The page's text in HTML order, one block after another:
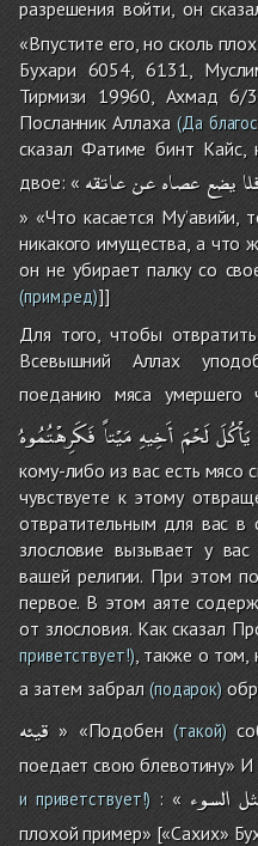
разрешения войти, он
«Впустите его, но сколь
Бухари 6054, 6131,
Тирмизи 19960, Ахмад
Посланник Аллаха(Да
сказал Фатиме бинт Кайс,
двое: «
يضععصاهعنعاتقه
» «Что касается Му’авийи,
никакого имущества, а что
он не убирает палку со
(прим.ред)]]
Для того, чтобы
Всевышний Аллах
поеданию мяса умершего
يَأْكُلَلَحْمَأَخِيهِمَيْتاًفَكَرِهْتُمُوهُ
кому-либо из вас есть мясо
чувствуете к этому
отвратительным для вас в
злословие вызывает у
вашей религии. При этом
первое. В этом аяте
от злословия. Как сказал
приветствует!), также о том,
а затем забрал(подарок)
قيئه» «Подобен(такой)
поедает свою блевотину» И
и приветствует!) : « السوء
плохой пример» [«Сахих»